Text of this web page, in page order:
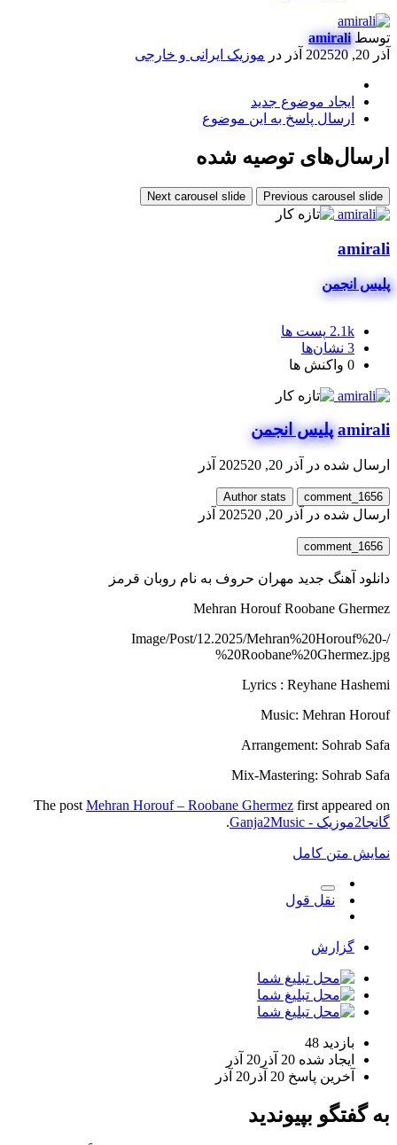
توسطamirali
آذر 20, 2025
20 آذر در موزیک ایرانی و خارجی
ایجاد موضوع جدید
ارسال پاسخ به این موضوع
ارسال‌های توصیه شده
Previous carousel slide
Next carousel slide
amirali
پلیس انجمن
2.1k پست ها
3 نشان‌ها
0 واکنش ها
amirali پلیس انجمن
ارسال شده در آذر 20, 2025 20 آذر
comment_1656
Author stats
ارسال شده در آذر 20, 2025 20 آذر
comment_1656
دانلود آهنگ جدید مهران حروف به نام روبان قرمز
Mehran Horouf Roobane Ghermez
/Image/Post/12.2025/Mehran%20Horouf%20-
%20Roobane%20Ghermez.jpg
Lyrics : Reyhane Hashemi
Music: Mehran Horouf
Arrangement: Sohrab Safa
Mix-Mastering: Sohrab Safa
The post Mehran Horouf – Roobane Ghermez first appeared on
گانجا2موزیک - Ganja2Music
.
نمایش متن کامل
نقل قول
گزارش
بازدید 48
ایجاد شده 20 آذر
20 آذر
آخرین پاسخ 20 آذر 20 آذر
به گفتگو بپیوندید